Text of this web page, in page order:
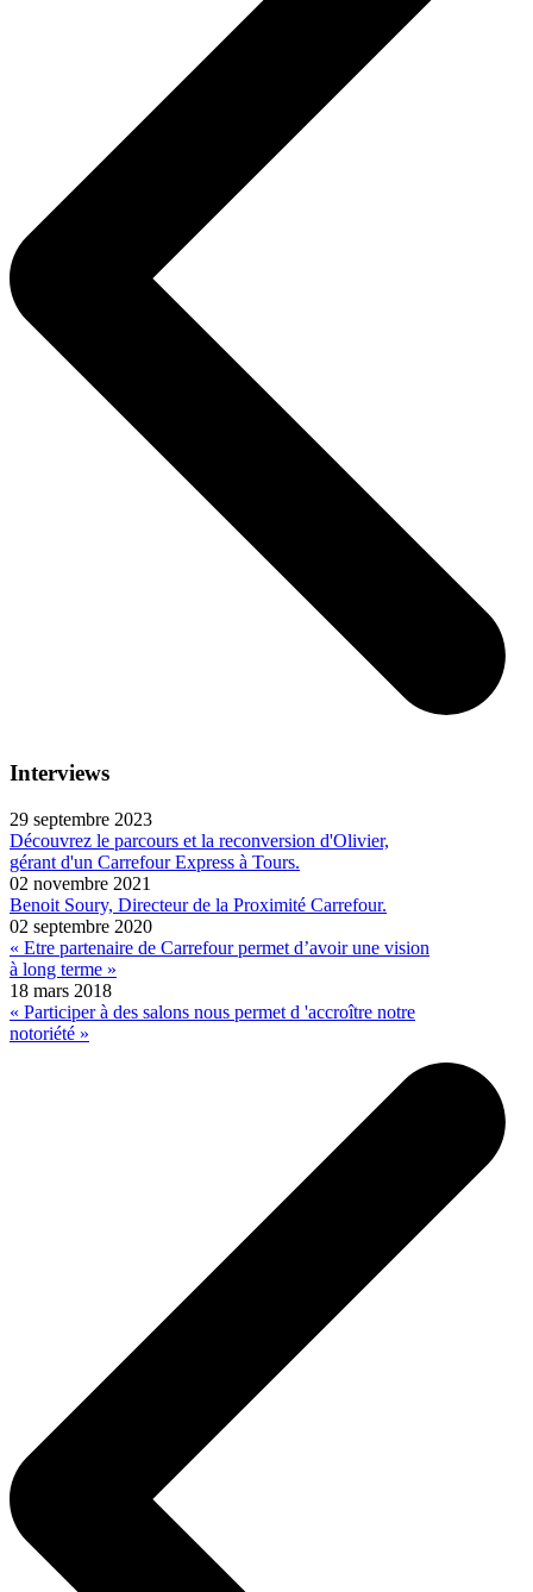
Interviews
29 septembre 2023
Découvrez le parcours et la reconversion d'Olivier,
gérant d'un Carrefour Express à Tours.
02 novembre 2021
Benoit Soury, Directeur de la Proximité Carrefour.
02 septembre 2020
« Etre partenaire de Carrefour permet d’avoir une vision
à long terme »
18 mars 2018
« Participer à des salons nous permet d 'accroître notre
notoriété »